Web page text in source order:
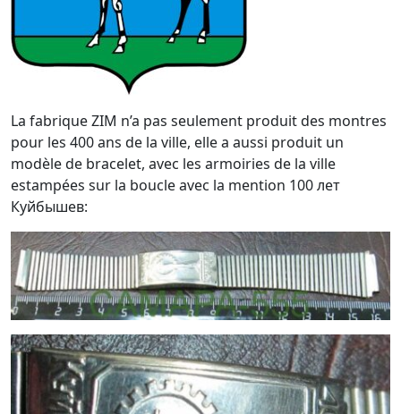
La fabrique ZIM n’a pas seulement produit des montres
pour les 400 ans de la ville, elle a aussi produit un
modèle de bracelet, avec les armoiries de la ville
estampées sur la boucle avec la mention 100 лет
Куйбышев: